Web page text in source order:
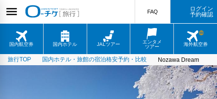
国内航空券 国内ホテル JALツアー
エンタメ
ツアー
海外航空券
FAQ
ログイン
予約確認
旅行TOP 国内ホテル・旅館の宿泊格安予約・比較 Nozawa Dream